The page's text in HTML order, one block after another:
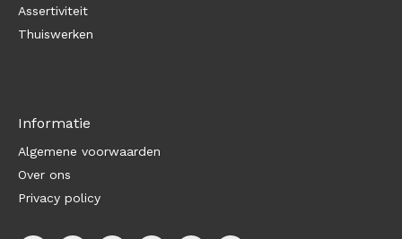
Assertiviteit
Thuiswerken
Informatie
Algemene voorwaarden
Over ons
Privacy policy